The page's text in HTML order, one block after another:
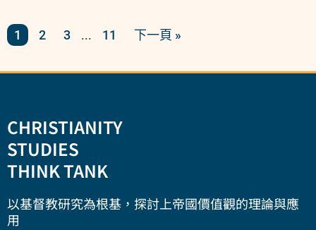
1 2 3 ... 11 下一頁 »
CHRISTIANITY
STUDIES
THINK TANK
以基督教研究為根基，探討上帝國價值觀的理論與應
用